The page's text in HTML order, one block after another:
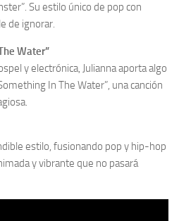
Su estilo único de pop con
de ignorar.
Water”
y electrónica, Julianna aporta algo
In The Water”, una canción
estilo, fusionando pop y hip-hop
y vibrante que no pasará